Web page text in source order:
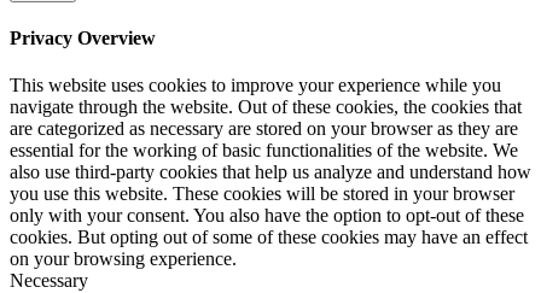
Privacy Overview
This website uses cookies to improve your experience while you
navigate through the website. Out of these cookies, the cookies that
are categorized as necessary are stored on your browser as they are
essential for the working of basic functionalities of the website. We
also use third-party cookies that help us analyze and understand how
you use this website. These cookies will be stored in your browser
only with your consent. You also have the option to opt-out of these
cookies. But opting out of some of these cookies may have an effect
on your browsing experience.
Necessary